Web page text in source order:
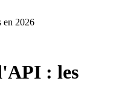
en 2026
: les